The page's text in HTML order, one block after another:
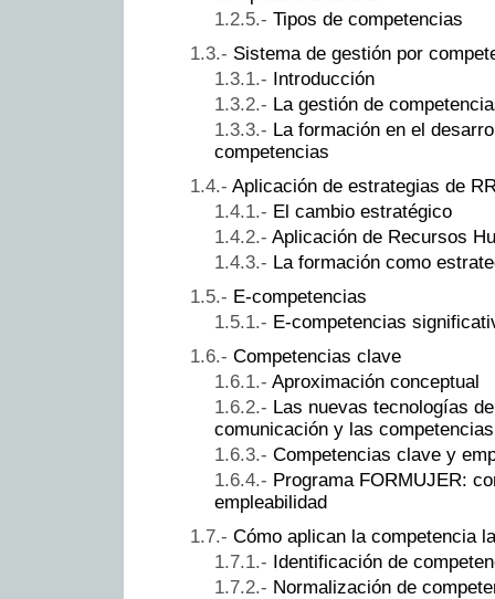
Tipos de competencias
Sistema de gestión por
Introducción
La gestión de
La formación en el
competencias
Aplicación de estrategias de
El cambio estratégico
Aplicación de Recursos
La formación como
E-competencias
E-competencias
Competencias clave
Aproximación conceptual
Las nuevas tecnologías
comunicación y las
Competencias clave y
Programa FORMUJER:
empleabilidad
Cómo aplican la competencia
Identificación de
Normalización de